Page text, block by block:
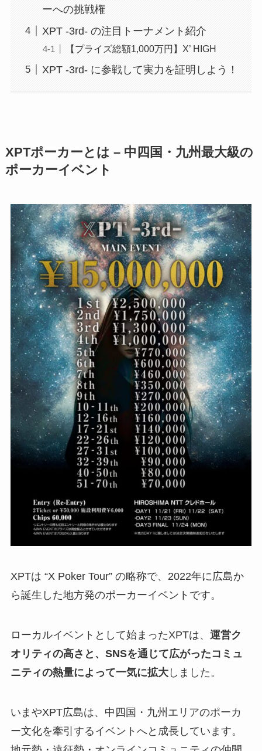
ーへの挑戦権
XPT -3rd- の注目トーナメント紹介
【プライズ総額1,000万円】X’ HIGH
XPT -3rd- に参戦して実力を証明しよう！
XPTポーカーとは – 中四国・九州最大級の
ポーカーイベント
XPTは “X Poker Tour” の略称で、2022年に広島か
ら誕生した地方発のポーカーイベントです。
ローカルイベントとして始まったXPTは、 運営ク
オリティの高さと、SNSを通じて広がったコミュ
ニティの熱量によって一気に拡大しました。
いまやXPT広島は、中四国・九州エリアのポーカ
ー文化を牽引するイベントへと成長しています。